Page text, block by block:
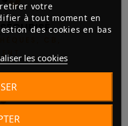
votre
à tout moment en
des cookies en bas
les cookies